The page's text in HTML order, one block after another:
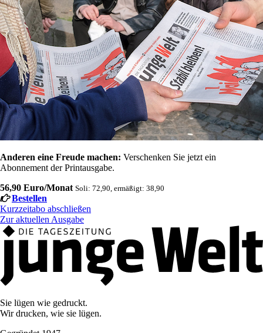
Anderen eine Freude machen: Verschenken Sie jetzt ein
Abonnement der Printausgabe.
56,90 Euro/Monat Soli: 72,90, ermäßigt: 38,90
Bestellen
Kurzzeitabo abschließen
Zur aktuellen Ausgabe
Sie lügen wie gedruckt.
Wir drucken, wie sie lügen.